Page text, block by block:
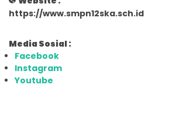
https://www.smpn12ska.sch.id
Media Sosial :
Facebook
Instagram
Youtube